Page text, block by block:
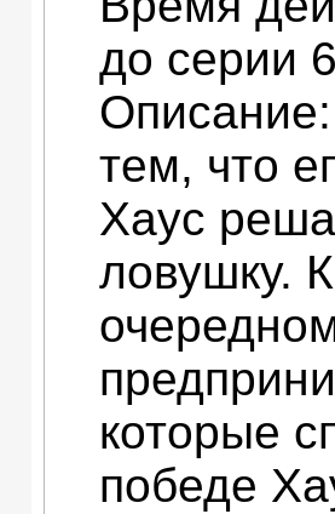
до серии
тем, что
Хаус
ловушку.
которые
победе